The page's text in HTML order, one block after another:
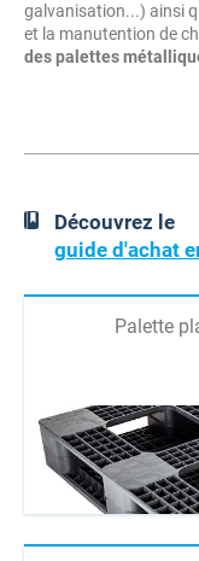
galvanisation...) ainsi
et la manutention de
des palettes
Découvrez le
guide d'achat
Palette